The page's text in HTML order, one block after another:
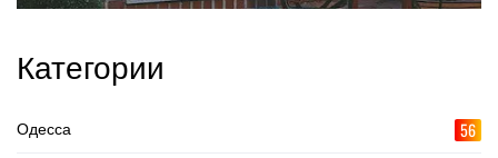
Категории
Одесса 56